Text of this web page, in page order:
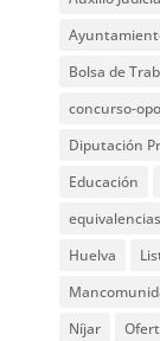
Bolsa de
concurso-
Diputación
Educación
Huelva
Níjar